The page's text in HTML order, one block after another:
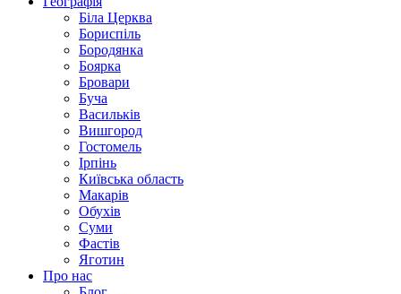
Біла Церква
Бориспіль
Бородянка
Боярка
Бровари
Буча
Васильків
Вишгород
Гостомель
Ірпінь
Київська область
Макарів
Обухів
Суми
Фастів
Яготин
Про нас